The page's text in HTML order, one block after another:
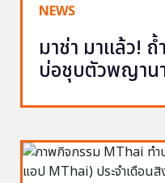
NEWS
มาช่า มาแล้ว!
บ่อชุบตัวพญาน